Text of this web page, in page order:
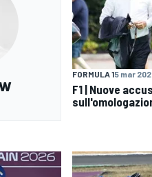
FORMULA 15 mar
F1 | Nuove